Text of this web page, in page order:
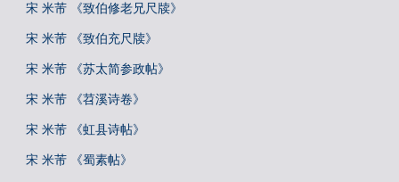
宋 米芾 《致伯修老兄尺牍》
宋 米芾 《致伯充尺牍》
宋 米芾 《苏太简参政帖》
宋 米芾 《苕溪诗卷》
宋 米芾 《虹县诗帖》
宋 米芾 《蜀素帖》